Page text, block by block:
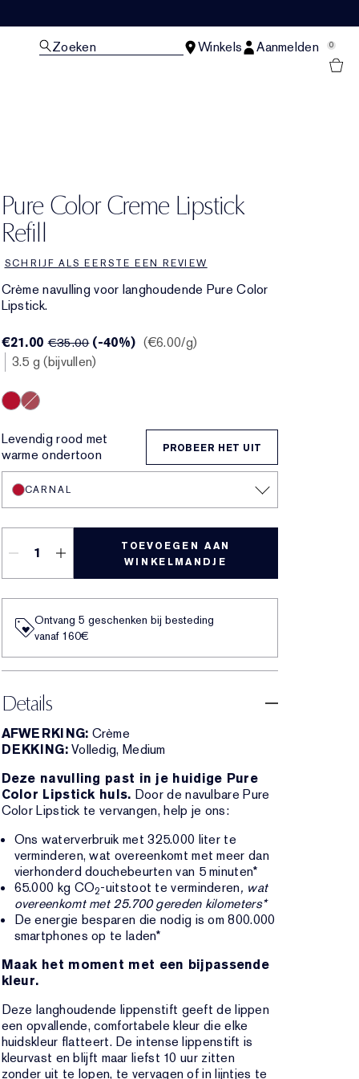
Zoeken Winkels Aanmelden 0
Pure Color Creme Lipstick
Refill
SCHRIJF ALS EERSTE EEN REVIEW
Crème navulling voor langhoudende Pure Color
Lipstick.
€21.00€35.00 (-40%) €6.00/g
3.5 g (bijvullen)
Levendig rood met
warme ondertoon
PROBEER HET UIT
CARNAL
TOEVOEGEN AAN
WINKELMANDJE
Ontvang 5 geschenken bij besteding
vanaf 160€
Details
AFWERKING: Crème
DEKKING:Volledig, Medium
Deze navulling past in je huidige Pure
Color Lipstick huls. Door de navulbare Pure
Color Lipstick te vervangen, help je ons:
Ons waterverbruik met 325.000 liter te
verminderen, wat overeenkomt met meer dan
vierhonderd douchebeurten van 5 minuten*
65.000 kg CO2-uitstoot te verminderen, wat
overeenkomt met 25.700 gereden kilometers*
De energie besparen die nodig is om 800.000
smartphones op te laden*
Maak het moment met een bijpassende
kleur.
Deze langhoudende lippenstift geeft de lippen
een opvallende, comfortabele kleur die elke
huidskleur flatteert. De intense lippenstift is
kleurvast en blijft maar liefst 10 uur zitten
zonder uit te lopen, te vervagen of in lijntjes te